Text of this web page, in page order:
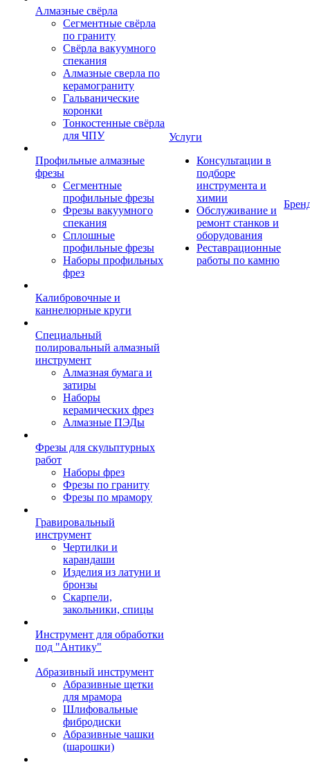
Алмазные свёрла
Сегментные свёрла
по граниту
Свёрла вакуумного
спекания
Алмазные сверла по
керамограниту
Гальванические
коронки
Тонкостенные свёрла
для ЧПУ
Профильные алмазные
фрезы
Сегментные
профильные фрезы
Фрезы вакуумного
спекания
Сплошные
профильные фрезы
Наборы профильных
фрез
Калибровочные и
каннелюрные круги
Специальный
полировальный алмазный
инструмент
Алмазная бумага и
затиры
Наборы
керамических фрез
Алмазные ПЭДы
Фрезы для скульптурных
работ
Наборы фрез
Фрезы по граниту
Фрезы по мрамору
Гравировальный
инструмент
Чертилки и
карандаши
Изделия из латуни и
бронзы
Скарпели,
закольники, спицы
Инструмент для обработки
под "Антику"
Абразивный инструмент
Абразивные щетки
для мрамора
Шлифовальные
фибродиски
Абразивные чашки
(шарошки)
Услуги
Консультации в
подборе
инструмента и
химии
Обслуживание и
ремонт станков и
оборудования
Реставрационные
работы по камню